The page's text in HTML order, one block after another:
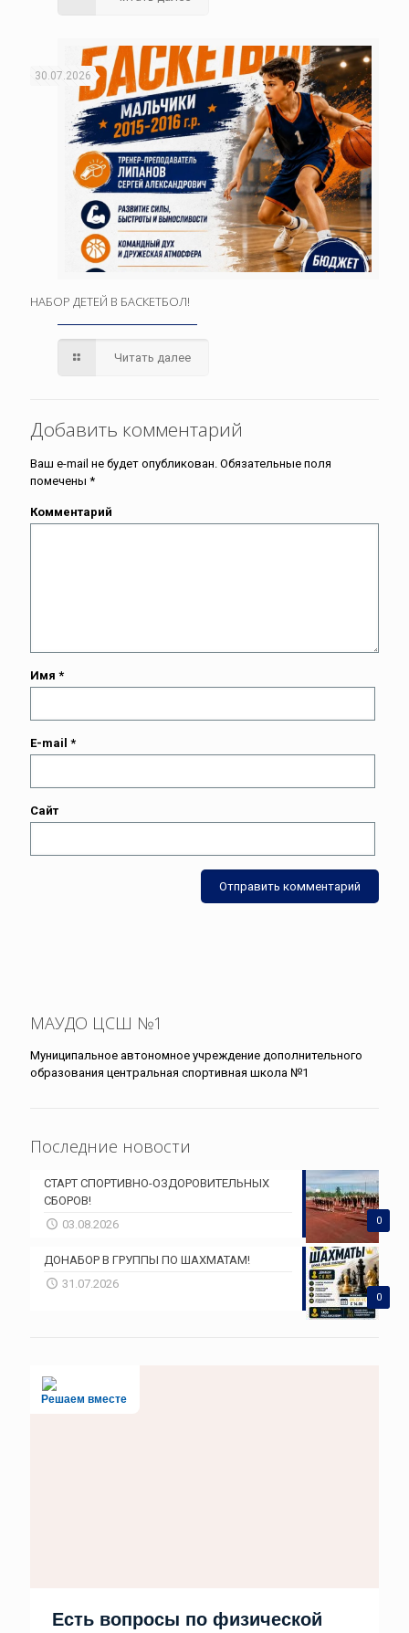
30.07.2026
НАБОР ДЕТЕЙ В БАСКЕТБОЛ!
Читать далее
Добавить комментарий
Ваш e-mail не будет опубликован. Обязательные поля
помечены *
Комментарий
Имя *
E-mail *
Сайт
МАУДО ЦСШ №1
Муниципальное автономное учреждение дополнительного
образования центральная спортивная школа №1
Последние новости
0
СТАРТ СПОРТИВНО-ОЗДОРОВИТЕЛЬНЫХ
СБОРОВ!
03.08.2026
0
ДОНАБОР В ГРУППЫ ПО ШАХМАТАМ!
31.07.2026
Решаем вместе
Есть вопросы по физической